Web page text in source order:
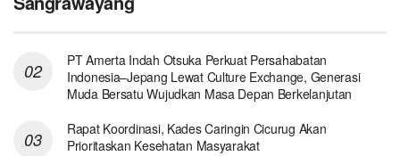
PT Amerta Indah Otsuka Perkuat Persahabatan
Indonesia–Jepang Lewat Culture Exchange, Generasi
Muda Bersatu Wujudkan Masa Depan Berkelanjutan
Rapat Koordinasi, Kades Caringin Cicurug Akan
Prioritaskan Kesehatan Masyarakat